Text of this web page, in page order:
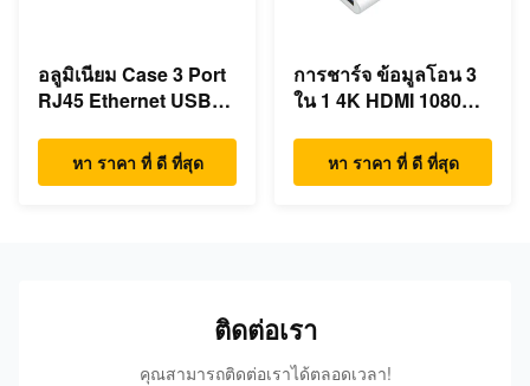
อลูมิเนียม Case 3 Port
RJ45 Ethernet USB
หา ราคา ที่ ดี ที่สุด
การชาร์จ ข้อมูลโอน 3
ใน 1 4K HDMI 1080P
หา ราคา ที่ ดี ที่สุด
ติดต่อเรา
คุณสามารถติดต่อเราได้ตลอดเวลา!